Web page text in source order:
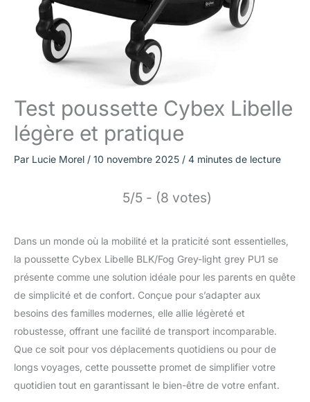
Test poussette Cybex Libelle
légère et pratique
Par Lucie Morel / 10 novembre 2025 / 4 minutes de lecture
5/5 - (8 votes)
Dans un monde où la mobilité et la praticité sont essentielles,
la poussette Cybex Libelle BLK/Fog Grey-light grey PU1 se
présente comme une solution idéale pour les parents en quête
de simplicité et de confort. Conçue pour s’adapter aux
besoins des familles modernes, elle allie légèreté et
robustesse, offrant une facilité de transport incomparable.
Que ce soit pour vos déplacements quotidiens ou pour de
longs voyages, cette poussette promet de simplifier votre
quotidien tout en garantissant le bien-être de votre enfant.